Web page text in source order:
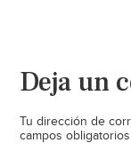
Deja un
Tu dirección de
campos